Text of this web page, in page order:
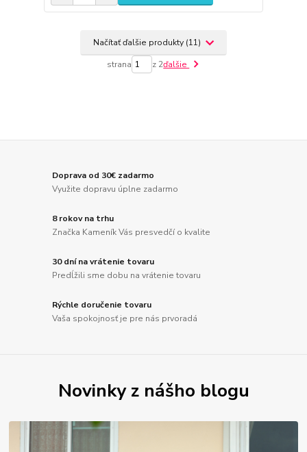
Načítať ďalšie produkty (11)
strana z 2ďalšie
Doprava od 30€ zadarmo
Využite dopravu úplne zadarmo
8 rokov na trhu
Značka Kameník Vás presvedčí o kvalite
30 dní na vrátenie tovaru
Predĺžili sme dobu na vrátenie tovaru
Rýchle doručenie tovaru
Vaša spokojnosť je pre nás prvoradá
Novinky z nášho blogu